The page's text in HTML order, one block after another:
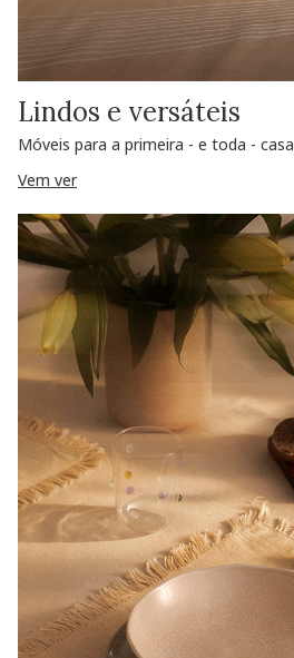
Lindos e versáteis
Móveis para a primeira - e toda - casa
Vem ver